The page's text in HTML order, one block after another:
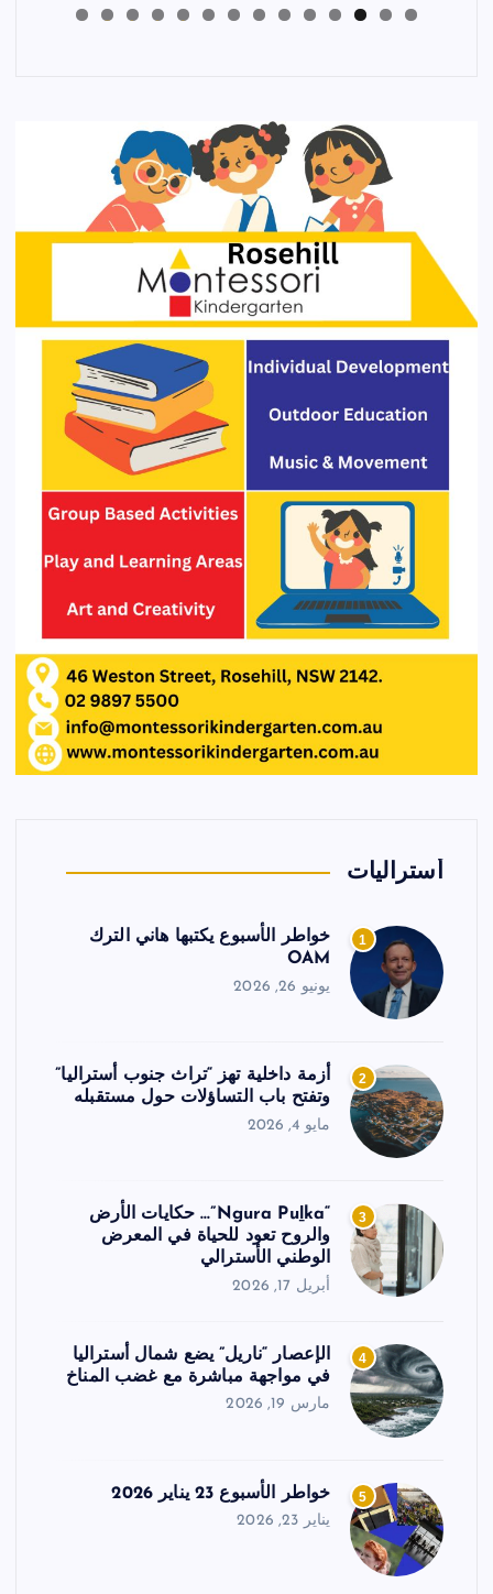
أستراليات
1
خواطر الأسبوع يكتبها هاني الترك
OAM
يونيو 26, 2026
2
أزمة داخلية تهز “تراث جنوب أستراليا”
وتفتح باب التساؤلات حول مستقبله
مايو 4, 2026
3
“Ngura Puḻka”… حكايات الأرض
والروح تعود للحياة في المعرض
الوطني الأسترالي
أبريل 17, 2026
4
الإعصار “ناريل” يضع شمال أستراليا
في مواجهة مباشرة مع غضب المناخ
مارس 19, 2026
5 خواطر الأسبوع 23 يناير 2026
يناير 23, 2026